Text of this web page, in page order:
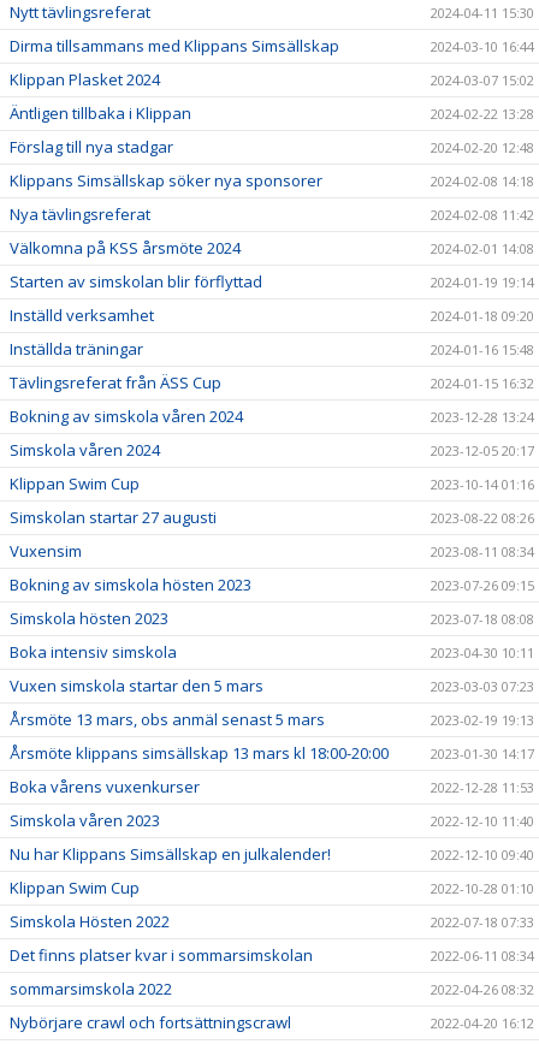
Nytt tävlingsreferat 2024-04-11 15:30
Dirma tillsammans med Klippans Simsällskap 2024-03-10 16:44
Klippan Plasket 2024 2024-03-07 15:02
Äntligen tillbaka i Klippan 2024-02-22 13:28
Förslag till nya stadgar 2024-02-20 12:48
Klippans Simsällskap söker nya sponsorer 2024-02-08 14:18
Nya tävlingsreferat 2024-02-08 11:42
Välkomna på KSS årsmöte 2024 2024-02-01 14:08
Starten av simskolan blir förflyttad 2024-01-19 19:14
Inställd verksamhet 2024-01-18 09:20
Inställda träningar 2024-01-16 15:48
Tävlingsreferat från ÄSS Cup 2024-01-15 16:32
Bokning av simskola våren 2024 2023-12-28 13:24
Simskola våren 2024 2023-12-05 20:17
Klippan Swim Cup 2023-10-14 01:16
Simskolan startar 27 augusti 2023-08-22 08:26
Vuxensim 2023-08-11 08:34
Bokning av simskola hösten 2023 2023-07-26 09:15
Simskola hösten 2023 2023-07-18 08:08
Boka intensiv simskola 2023-04-30 10:11
Vuxen simskola startar den 5 mars 2023-03-03 07:23
Årsmöte 13 mars, obs anmäl senast 5 mars 2023-02-19 19:13
Årsmöte klippans simsällskap 13 mars kl 18:00-20:00 2023-01-30 14:17
Boka vårens vuxenkurser 2022-12-28 11:53
Simskola våren 2023 2022-12-10 11:40
Nu har Klippans Simsällskap en julkalender! 2022-12-10 09:40
Klippan Swim Cup 2022-10-28 01:10
Simskola Hösten 2022 2022-07-18 07:33
Det finns platser kvar i sommarsimskolan 2022-06-11 08:34
sommarsimskola 2022 2022-04-26 08:32
Nybörjare crawl och fortsättningscrawl 2022-04-20 16:12